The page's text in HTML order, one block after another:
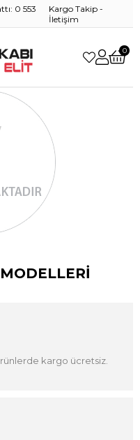
0 553
Kargo Takip -
İletişim
0
kargo ücretsiz.